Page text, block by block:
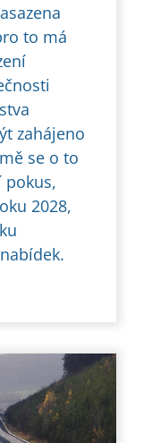
to má
zahájeno
se o to
pokus,
2028,